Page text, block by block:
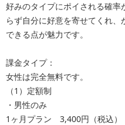
好みのタイプにポイされる確
らず自分に好意を寄せてくれ
できる点が魅力です。
課金タイプ：
女性は完全無料です。
（1）定額制
・男性のみ
1ヶ月プラン 3,400円（税込）